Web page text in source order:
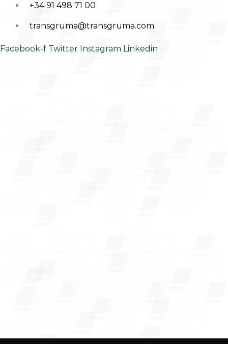
+34 91 498 71 00
transgruma@transgruma.com
Facebook-f Twitter Instagram Linkedin